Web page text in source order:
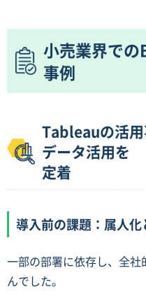
小売業界で
事例
Tableauの活
データ活用を
定着
導入前の課題：属人
一部の部署に依存し、全
んでした。